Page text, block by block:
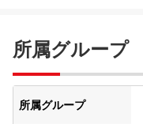
所属グループ
所属グループ